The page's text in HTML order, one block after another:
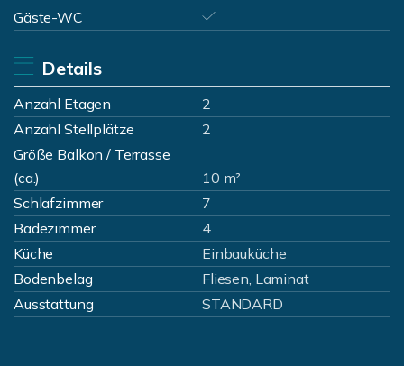
Gäste-WC
Details
Anzahl Etagen
2
Anzahl Stellplätze
2
Größe Balkon / Terrasse
(ca.)
10 m²
Schlafzimmer
7
Badezimmer
4
Küche
Einbauküche
Bodenbelag
Fliesen, Laminat
Ausstattung
STANDARD